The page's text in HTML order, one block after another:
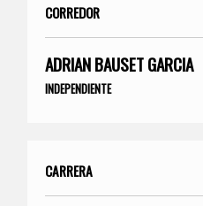
CORREDOR
ADRIAN BAUSET GARCIA
INDEPENDIENTE
CARRERA